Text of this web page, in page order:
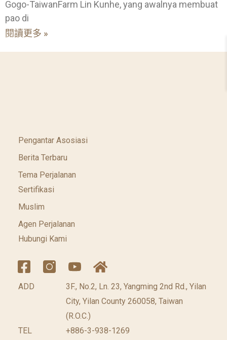
Gogo-TaiwanFarm Lin Kunhe, yang awalnya membuat
pao di
閱讀更多 »
Pengantar Asosiasi
Berita Terbaru
Tema Perjalanan
Sertifikasi
Muslim
Agen Perjalanan
Hubungi Kami
ADD
3F., No.2, Ln. 23, Yangming 2nd Rd., Yilan
City, Yilan County 260058, Taiwan
(R.O.C.)
TEL
+886-3-938-1269